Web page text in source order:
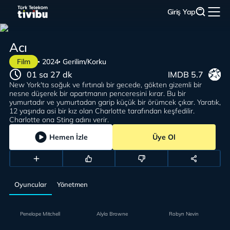
Giriş Yap
Film 2024 Gerilim/Korku
Acı
New York'ta soğuk ve fırtınalı bir gecede, gökten gizemli bir
nesne düşerek bir apartmanın penceresini kırar. Bu bir
yumurtadır ve yumurtadan garip küçük bir örümcek çıkar. Yaratık,
12 yaşında asi bir kız olan Charlotte tarafından keşfedilir.
Charlotte ona Sting adını verir.
01 sa 27 dk IMDB 5.7
Hemen İzle Üye Ol
Oyuncular Yönetmen
Penelope Mitchell Alyla Browne Robyn Nevin